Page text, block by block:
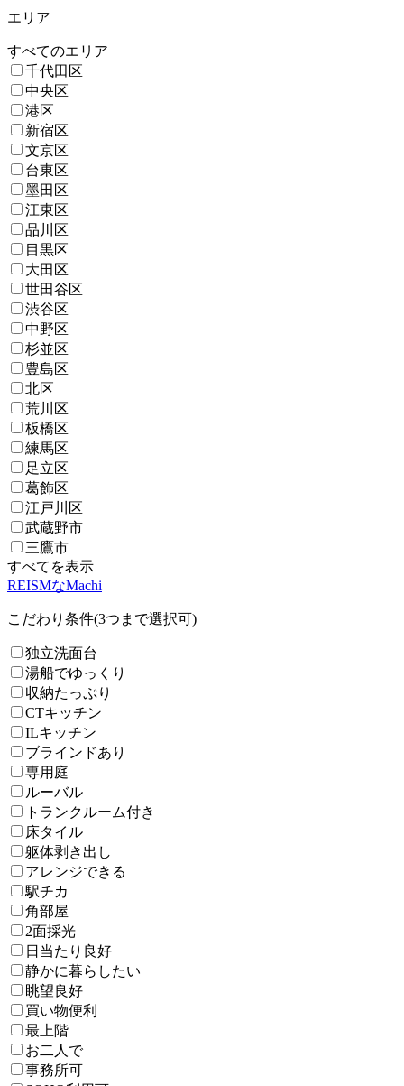
エリア
すべてのエリア
千代田区
中央区
港区
新宿区
文京区
台東区
墨田区
江東区
品川区
目黒区
大田区
世田谷区
渋谷区
中野区
杉並区
豊島区
北区
荒川区
板橋区
練馬区
足立区
葛飾区
江戸川区
武蔵野市
三鷹市
すべてを表示
REISMなMachi
こだわり条件(3つまで選択可)
独立洗面台
湯船でゆっくり
収納たっぷり
CTキッチン
ILキッチン
ブラインドあり
専用庭
ルーバル
トランクルーム付き
床タイル
躯体剥き出し
アレンジできる
駅チカ
角部屋
2面採光
日当たり良好
静かに暮らしたい
眺望良好
買い物便利
最上階
お二人で
事務所可